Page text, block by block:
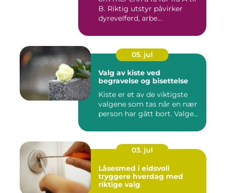
B. Riktig utstyr påvirker
dyrevelferd, arbe...
05. jul
Valg av kiste ved
begravelse og bisettelse
Kiste er et av de viktigste
valgene som tas når en nær
person har gått bort. Valge...
03. jul
Låsesmed i eidsvoll
tryggere hverdag med
riktige valg